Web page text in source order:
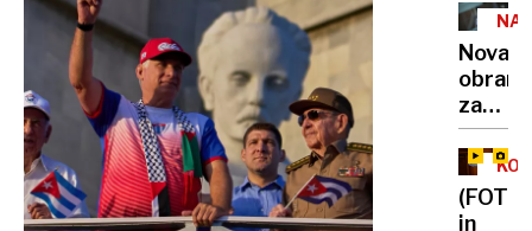
Nova
za
pred
(FOTO
in